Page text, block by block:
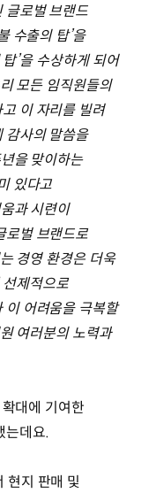
글로벌 브랜드
수출의 탑’을
’을 수상하게 되어
모든 임직원들의
이 자리를 빌려
감사의 말씀을
을 맞이하는
있다고
과 시련이
로벌 브랜드로
경영 환경은 더욱
제적으로
이 어려움을 극복할
여러분의 노력과
대에 기여한
는데요.
지 판매 및